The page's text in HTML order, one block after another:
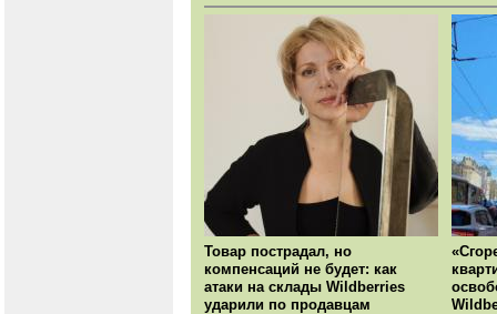
Товар пострадал, но
компенсаций не будет: как
атаки на склады Wildberries
ударили по продавцам